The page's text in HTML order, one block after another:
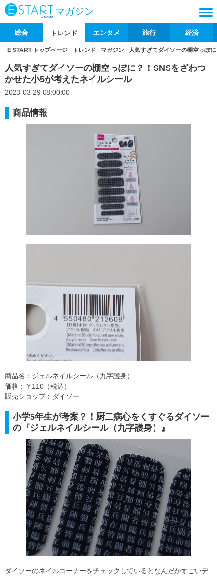
マガジン
総合 トレンド エンタメ 旅行 経済
E START トップページ トレンド マガジン 人気すぎてダイソーの棚空っぽ
人気すぎてダイソーの棚空っぽに？！SNSをざわつ
かせた小5が考えたネイルシール
2023-03-29 08:00:00
商品情報
商品名：ジェルネイルシール（九字護身）
価格：￥110（税込）
販売ショップ：ダイソー
小学5年生が考案？！厨二病心をくすぐるダイソー
の『ジェルネイルシール（九字護身）』
ダイソーのネイルコーナーをチェックしているとなんだかすごいデ